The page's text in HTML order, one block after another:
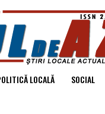
LOCALĂ SOCIAL